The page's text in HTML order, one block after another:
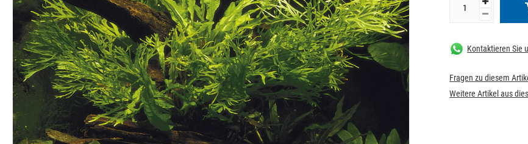
Kontaktieren Sie
Fragen zu diesem
Weitere Artikel aus